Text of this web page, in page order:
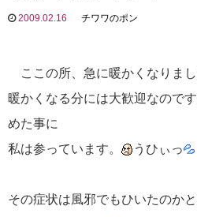
2009.02.16 チワワのポン
ここの所、急に暖かくなりま
暖かくなる分には大歓迎なので
めた事に
私は参っています。
うひぃっ
その症状は風邪でもひいたのかと